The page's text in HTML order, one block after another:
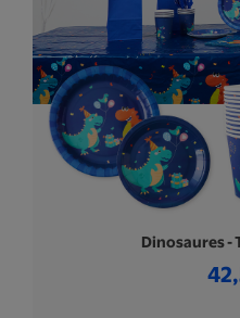
Dinosaures -